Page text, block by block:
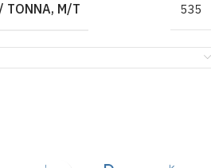
TONNA, M/T 535